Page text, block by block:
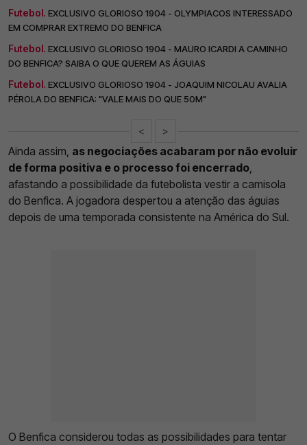
Futebol. EXCLUSIVO GLORIOSO 1904 - OLYMPIACOS INTERESSADO
EM COMPRAR EXTREMO DO BENFICA
Futebol. EXCLUSIVO GLORIOSO 1904 - MAURO ICARDI A CAMINHO
DO BENFICA? SAIBA O QUE QUEREM AS ÁGUIAS
Futebol. EXCLUSIVO GLORIOSO 1904 - JOAQUIM NICOLAU AVALIA
PÉROLA DO BENFICA: "VALE MAIS DO QUE 50M"
< >
Ainda assim, as negociações acabaram por não evoluir
de forma positiva e o processo foi encerrado,
afastando a possibilidade da futebolista vestir a camisola
do Benfica. A jogadora despertou a atenção das águias
depois de uma temporada consistente na América do Sul.
O Benfica considerou todas as possibilidades para tentar